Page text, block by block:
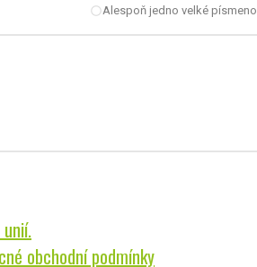
radio_button_uncheckedAlespoň jedno velké písmeno
obchodní podmínky